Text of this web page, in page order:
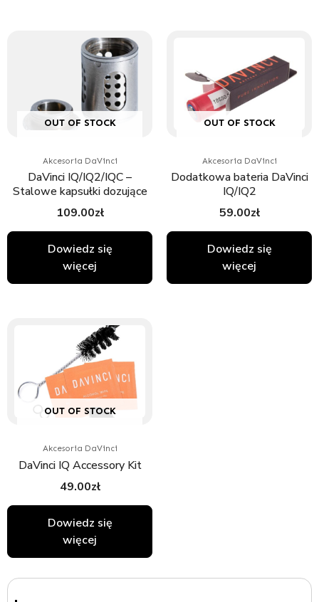
OUT OF STOCK
Akcesoria DaVinci
DaVinci IQ/IQ2/IQC –
Stalowe kapsułki dozujące
109.00zł
Dowiedz się
więcej
OUT OF STOCK
Akcesoria DaVinci
Dodatkowa bateria DaVinci
IQ/IQ2
59.00zł
Dowiedz się
więcej
OUT OF STOCK
Akcesoria DaVinci
DaVinci IQ Accessory Kit
49.00zł
Dowiedz się
więcej